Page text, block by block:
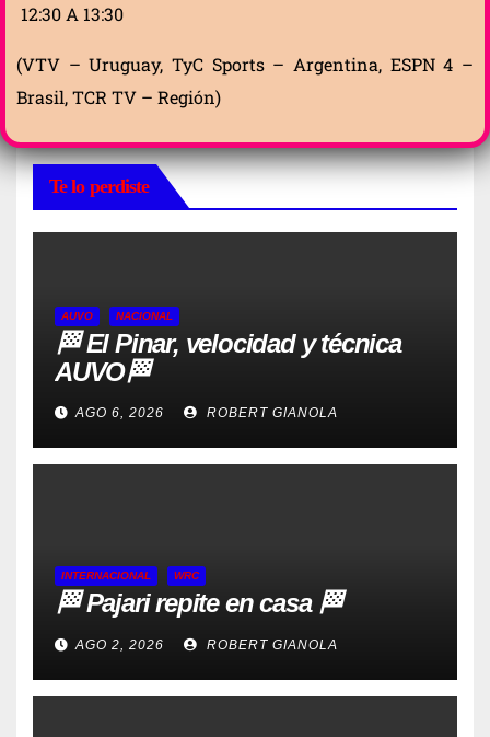
12:30 A 13:30
(VTV – Uruguay, TyC Sports – Argentina, ESPN 4 –
Brasil, TCR TV – Región)
Te lo perdiste
AUVO NACIONAL
🏁 El Pinar, velocidad y técnica
AUVO🏁
AGO 6, 2026 ROBERT GIANOLA
INTERNACIONAL WRC
🏁 Pajari repite en casa 🏁
AGO 2, 2026 ROBERT GIANOLA